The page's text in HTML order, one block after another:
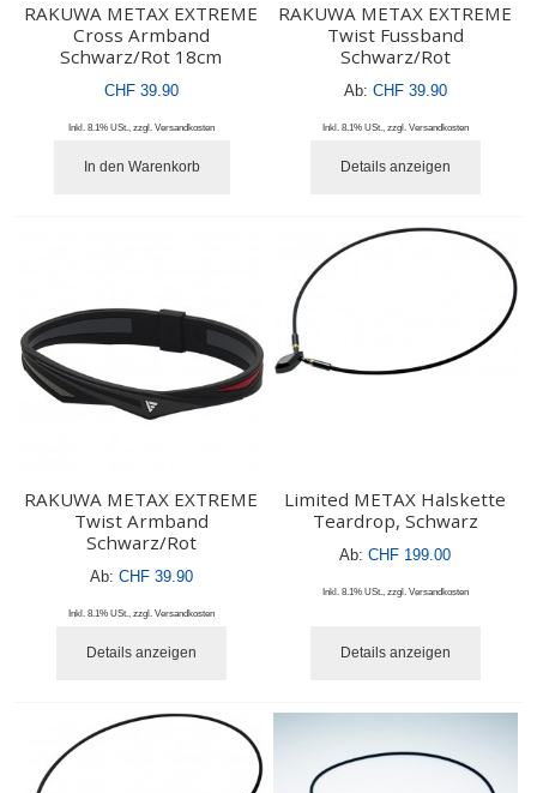
RAKUWA METAX EXTREME
Cross Armband
Schwarz/Rot 18cm
CHF 39.90
Inkl. 8.1% USt., zzgl. Versandkosten
In den Warenkorb
RAKUWA METAX EXTREME
Twist Fussband
Schwarz/Rot
Ab: CHF 39.90
Inkl. 8.1% USt., zzgl. Versandkosten
Details anzeigen
RAKUWA METAX EXTREME
Twist Armband
Schwarz/Rot
Ab: CHF 39.90
Inkl. 8.1% USt., zzgl. Versandkosten
Details anzeigen
Limited METAX Halskette
Teardrop, Schwarz
Ab: CHF 199.00
Inkl. 8.1% USt., zzgl. Versandkosten
Details anzeigen